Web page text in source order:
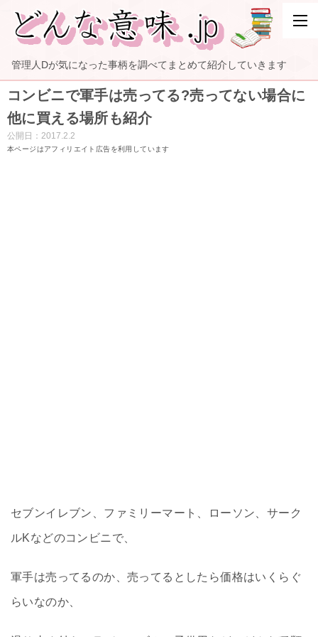
管理人Dが気になった事柄を調べてまとめて紹介していきます
コンビニで軍手は売ってる?売ってない場合に
他に買える場所も紹介
公開日： 2017.2.2
本ページはアフィリエイト広告を利用しています
セブンイレブン、ファミリーマート、ローソン、サーク
ルKなどのコンビニで、
軍手は売ってるのか、売ってるとしたら価格はいくらぐ
らいなのか、